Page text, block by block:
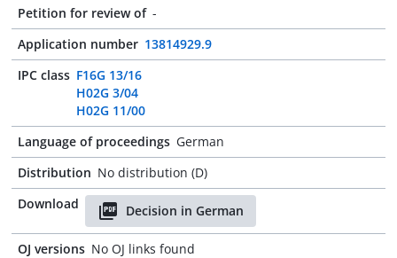
Petition for review of -
Application number 13814929.9
IPC class F16G 13/16
H02G 3/04
H02G 11/00
Language of proceedings German
Distribution No distribution (D)
Download
Decision in German
OJ versions No OJ links found